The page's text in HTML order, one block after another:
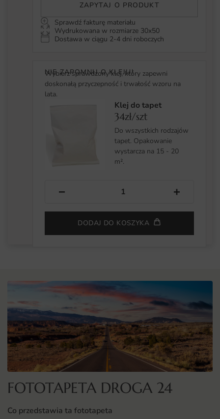
ZAPYTAJ O PRODUKT
Sprawdź fakturę materiału
Wydrukowana w rozmiarze 30x50
Dostawa w ciągu 2-4 dni roboczych
NIE ZAPOMNIJ O KLEJU!
Wybierz sprawdzony klej, który zapewni
doskonałą przyczepność i trwałość wzoru na
lata.
Klej do tapet
34zł/szt
Do wszystkich rodzajów
tapet. Opakowanie
wystarcza na 15 - 20
m².
− +
DODAJ DO KOSZYKA
FOTOTAPETA DROGA 24
Co przedstawia ta fototapeta